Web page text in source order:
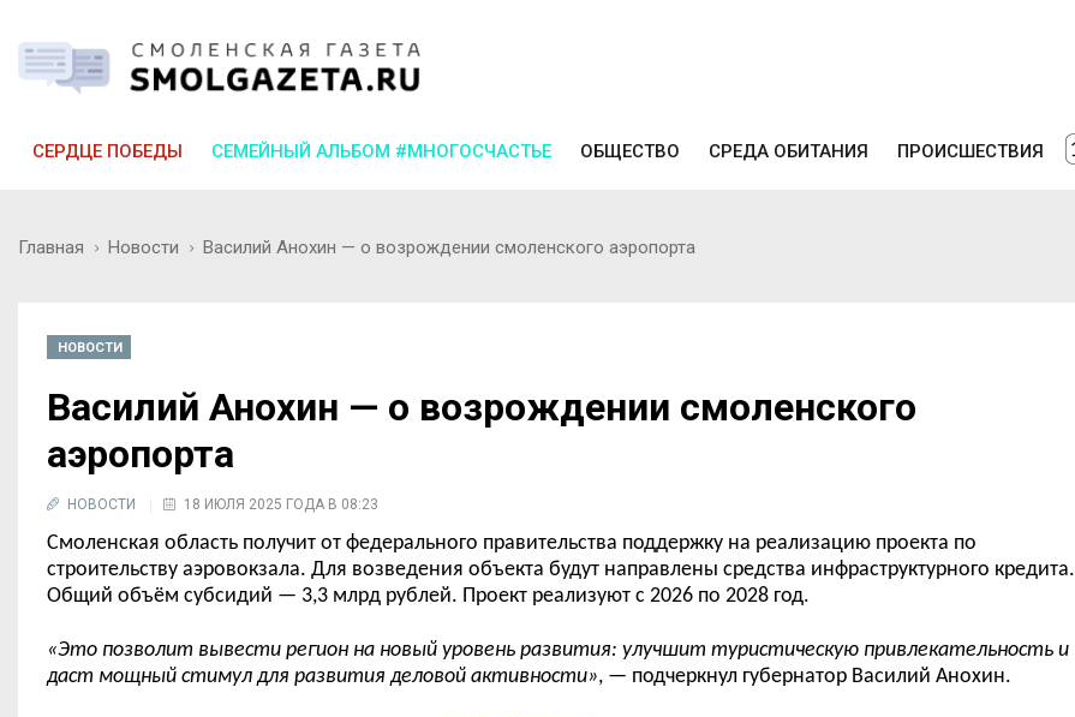
СЕРДЦЕ ПОБЕДЫ СЕМЕЙНЫЙ АЛЬБОМ #МНОГОСЧАСТЬЕ ОБЩЕСТВО СРЕДА ОБИТАНИЯ ПРОИСШЕСТВИЯ
Главная Новости Василий Анохин — о возрождении смоленского аэропорта
НОВОСТИ
Василий Анохин — о возрождении смоленского
аэропорта
НОВОСТИ 18 ИЮЛЯ 2025 ГОДА В 08:23
Смоленская область получит от федерального правительства поддержку на реализацию проекта по
строительству аэровокзала. Для возведения объекта будут направлены средства инфраструктурного кредита.
Общий объём субсидий — 3,3 млрд рублей. Проект реализуют с 2026 по 2028 год.
«Это позволит вывести регион на новый уровень развития: улучшит туристическую привлекательность и
даст мощный стимул для развития деловой активности», — подчеркнул губернатор Василий Анохин.